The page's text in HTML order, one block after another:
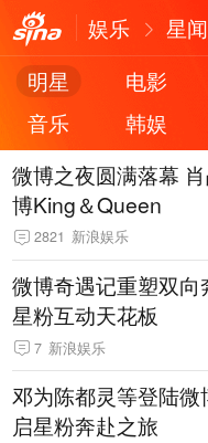
娱乐
星
明星
电影
音乐
韩娱
微博之夜圆满落幕
博King＆Queen
2821 新浪娱乐
微博奇遇记重塑双向
星粉互动天花板
7 新浪娱乐
邓为陈都灵等登陆
启星粉奔赴之旅